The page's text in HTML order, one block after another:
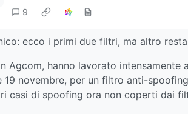
9
ecco i primi due filtri, ma altro
Agcom, hanno lavorato
19 novembre, per un filtro anti-
casi di spoofing ora non coperti dai